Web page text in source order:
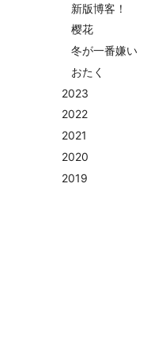
新版博客！
樱花
冬が一番嫌い
おたく
2023
2023年度回顾
铁树开花
称呼zy的20种方法
毕业.留影
2022
2022年度总结
2021
成都·夏天
小感触
2020
2020年度总结
2019